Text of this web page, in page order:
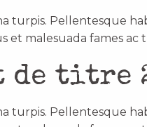
turpis. Pellentesque
et malesuada fames ac
de titre
turpis. Pellentesque